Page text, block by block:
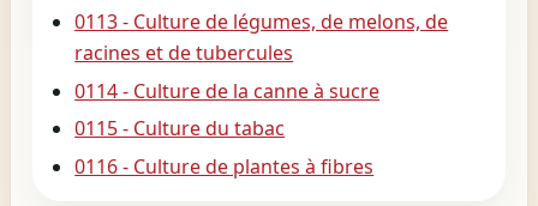
0113 - Culture de légumes, de melons, de
racines et de tubercules
0114 - Culture de la canne à sucre
0115 - Culture du tabac
0116 - Culture de plantes à fibres